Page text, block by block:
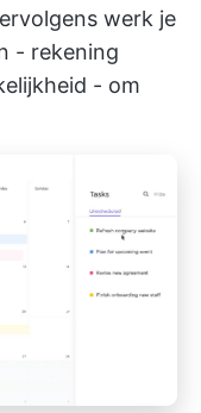
werk je
- rekening
- om